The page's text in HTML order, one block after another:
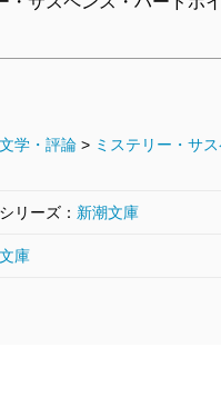
文学・評論 > ミステリー・サ
リーズ： 新潮文庫
文庫